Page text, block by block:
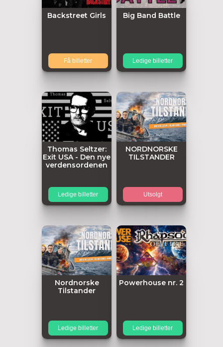
Backstreet Girls
Få billetter
Big Band Battle
Ledige billetter
Thomas Seltzer:
Exit USA - Den nye
verdensordenen
Ledige billetter
NORDNORSKE
TILSTANDER
Utsolgt
Nordnorske
Tilstander
Ledige billetter
Powerhouse nr. 2
Ledige billetter